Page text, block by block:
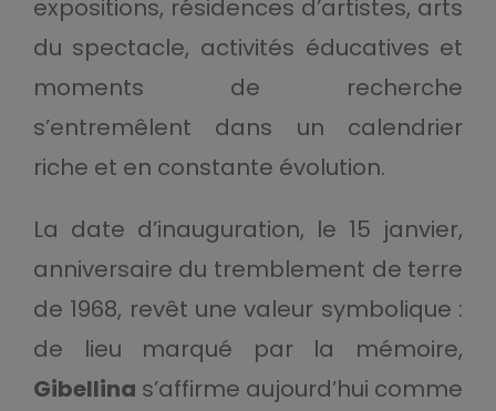
expositions, résidences d’artistes, arts
du spectacle, activités éducatives et
moments de recherche
s’entremêlent dans un calendrier
riche et en constante évolution.
La date d’inauguration, le 15 janvier,
anniversaire du tremblement de terre
de 1968, revêt une valeur symbolique :
de lieu marqué par la mémoire,
Gibellina s’affirme aujourd’hui comme